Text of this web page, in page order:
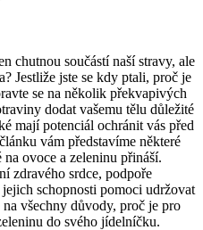
chutnou součástí naší stravy, ale
Jestliže jste se kdy ptali, proč je
se na několik překvapivých
dodat vašemu tělu důležité
mají potenciál ochránit vás před
vám představíme některé
ovoce a zeleninu přináší.
zdravého srdce, podpoře
schopnosti pomoci udržovat
všechny důvody, proč je pro
do svého jídelníčku.